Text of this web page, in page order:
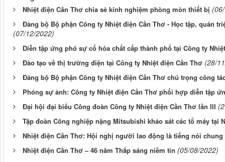
Nhiệt điện Cần Thơ chia sẻ kinh nghiệm phòng mòn thiết bị
Đảng bộ Bộ phận Công ty Nhiệt điện Cần Thơ - Học tập, quán
(07/12/2022)
Diễn tập ứng phó sự cố hóa chất cấp thành phố tại Công ty
Đào tạo về thị trường điện tại Công ty Nhiệt điện Cần Thơ (28/
Đảng bộ Bộ phận Công ty Nhiệt điện Cần Thơ chú trọng công
Phóng sự ảnh: Công ty Nhiệt điện Cần Thơ phối hợp diễn tập
Đại hội đại biểu Công đoàn Công ty Nhiệt điện Cần Thơ lần III
Tập đoàn Công nghiệp nặng Mitsubishi khảo sát các tổ máy tại
Nhiệt điện Cần Thơ: Hội nghị người lao động là tiếng nói chung
Nhiệt điện Cần Thơ – 46 năm Thắp sáng niềm tin (05/08/2022)